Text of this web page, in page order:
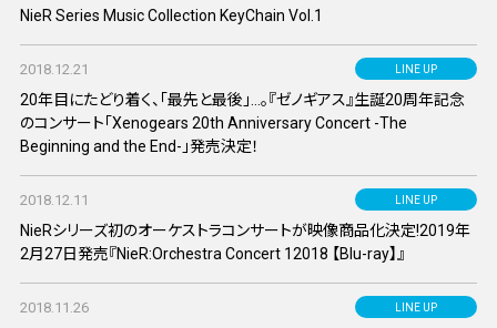
SQUARE ENIX サイト内検索
NieR Series Music Collection KeyChain Vol.1
LINE UP
2018.12.21
20年目にたどり着く、「最先と最後」...。『ゼノギアス』生誕20周年記念
のコンサート「Xenogears 20th Anniversary Concert -The
Beginning and the End-」発売決定！
LINE UP
2018.12.11
NieRシリーズ初のオーケストラコンサートが映像商品化決定!2019年
2月27日発売『NieR:Orchestra Concert 12018 【Blu-ray】』
LINE UP
2018.11.26